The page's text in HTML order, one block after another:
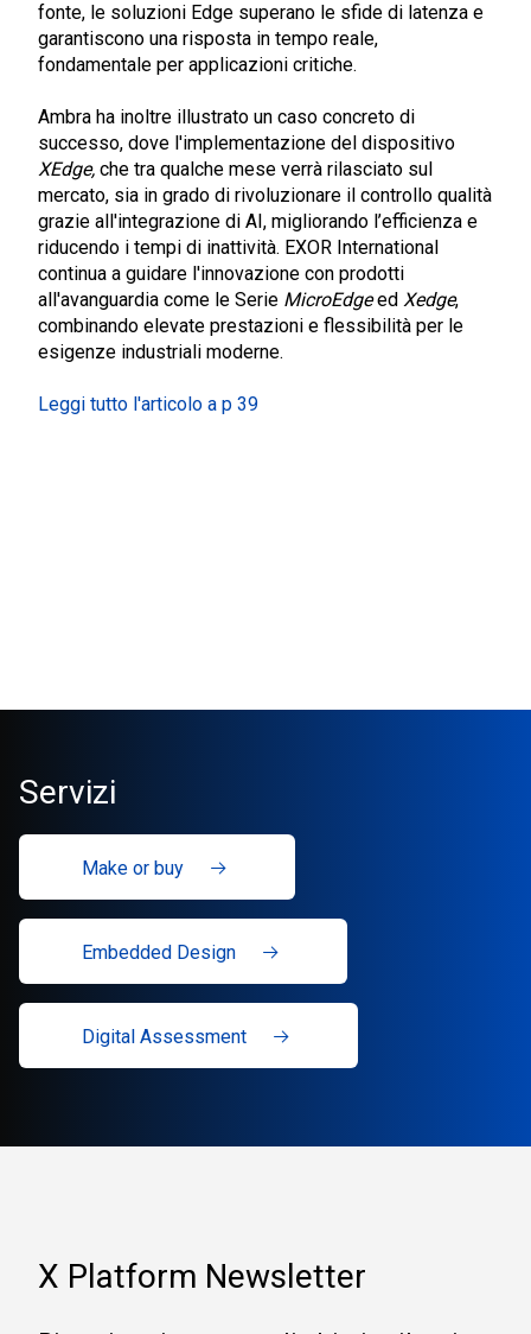
fonte, le soluzioni Edge superano le sfide di latenza e
garantiscono una risposta in tempo reale,
fondamentale per applicazioni critiche.
Ambra ha inoltre illustrato un caso concreto di
successo, dove l'implementazione del dispositivo
XEdge, che tra qualche mese verrà rilasciato sul
mercato, sia in grado di rivoluzionare il controllo qualità
grazie all'integrazione di AI, migliorando l’efficienza e
riducendo i tempi di inattività. EXOR International
continua a guidare l'innovazione con prodotti
all'avanguardia come le Serie MicroEdgeed Xedge,
combinando elevate prestazioni e flessibilità per le
esigenze industriali moderne.
Leggi tutto l'articolo a p 39
Servizi
Make or buy
Embedded Design
Digital Assessment
X Platform Newsletter